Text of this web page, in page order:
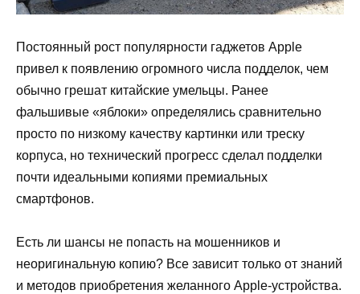
Постоянный рост популярности гаджетов Apple
привел к появлению огромного числа подделок, чем
обычно грешат китайские умельцы. Ранее
фальшивые «яблоки» определялись сравнительно
просто по низкому качеству картинки или треску
корпуса, но технический прогресс сделал подделки
почти идеальными копиями премиальных
смартфонов.
Есть ли шансы не попасть на мошенников и
неоригинальную копию? Все зависит только от знаний
и методов приобретения желанного Apple-устройства.